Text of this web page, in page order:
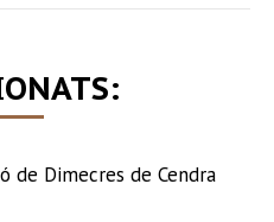
de Dimecres de Cendra